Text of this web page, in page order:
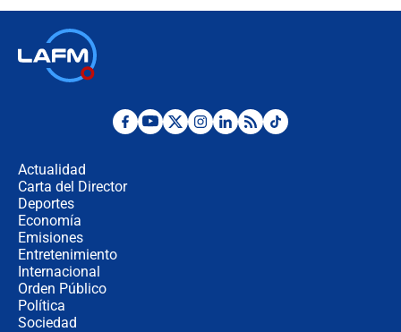
¿Por qué De la Espriella gobernará
Actualidad
Carta del Director
Deportes
Economía
Emisiones
Entretenimiento
Internacional
Orden Público
Política
Sociedad